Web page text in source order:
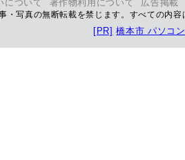
について 著作物利用について 広告掲載
・写真の無断転載を禁じます。すべての内
[PR] 橋本市 パソコ